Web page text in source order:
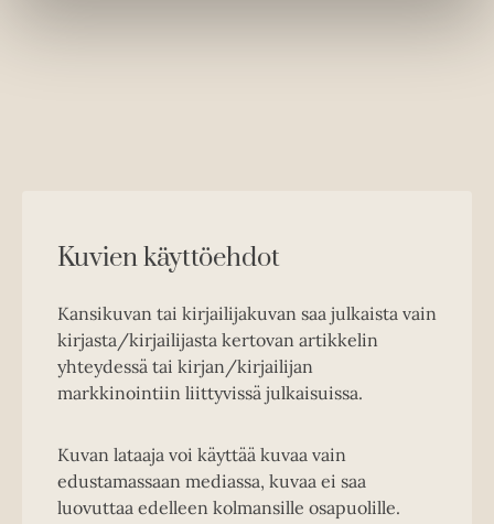
Kuvien käyttöehdot
Kansikuvan tai kirjailijakuvan saa julkaista vain
kirjasta/kirjailijasta kertovan artikkelin
yhteydessä tai kirjan/kirjailijan
markkinointiin liittyvissä julkaisuissa.
Kuvan lataaja voi käyttää kuvaa vain
edustamassaan mediassa, kuvaa ei saa
luovuttaa edelleen kolmansille osapuolille.